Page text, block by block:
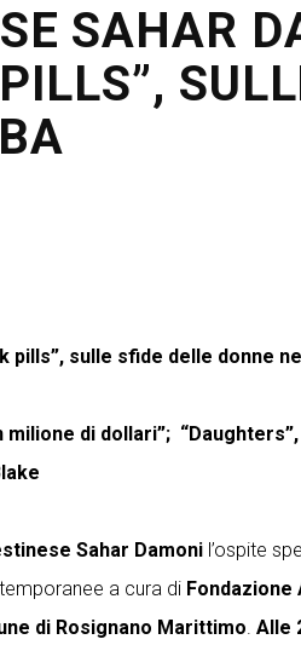
SAHAR
pills”, sulle sfide delle donne
di dollari”;
Sahar Damoni l’ospite
a cura di Fondazione
di Rosignano Marittimo Alle